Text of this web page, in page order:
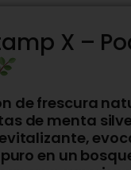
X –
de frescura
de menta
en un